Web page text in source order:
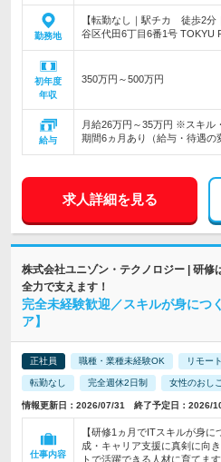
勤務地
【転勤なし｜駅チカ 徒歩2分
谷区代田6丁目6番1号 TOKYU
初年度
年収
350万円～500万円
給与
月給26万円～35万円 ※スキル
期間6ヵ月あり（給与・待遇の
求人詳細を見る
株式会社ユニゾン・テクノロジー | 研修
全力で支えます！
完全未経験歓迎／スキルが身につ
ア】
正社員 職種・業種未経験OK リモー
転勤なし 完全週休2日制 女性のおし
情報更新日：2026/07/31 終了予定日：2026/
仕事内容
【研修1ヵ月でITスキルが身
成・キャリア支援に真剣に向
トで活躍できる人材に育てます